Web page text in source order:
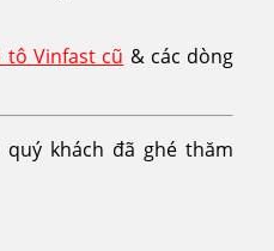
tô Vinfast cũ & các dòng
khách đã ghé thăm